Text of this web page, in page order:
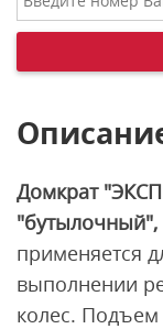
Домкрат
"бутылочный",
применяется
выполнении
колес.